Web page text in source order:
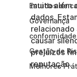
Estudos de
Governança
conformidade
Gestão de
Melhores
muito além
dados.
relacionado
causar
prejuízos
reputação.